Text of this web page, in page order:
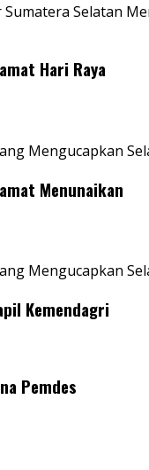
Selatan
Hari Raya
Mengucapkan
Menunaikan
Mengucapkan
Kemendagri
Pemdes